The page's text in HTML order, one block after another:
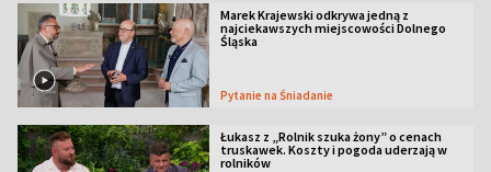
Marek Krajewski odkrywa jedną z
najciekawszych miejscowości Dolnego
Śląska
Pytanie na Śniadanie
Łukasz z „Rolnik szuka żony” o cenach
truskawek. Koszty i pogoda uderzają w
rolników